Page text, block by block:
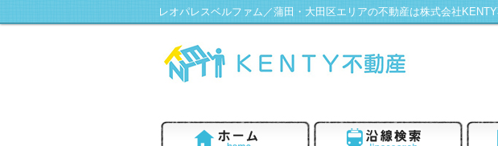
レオパレスベルファム／蒲田・大田区エリアの不動産は株式会社